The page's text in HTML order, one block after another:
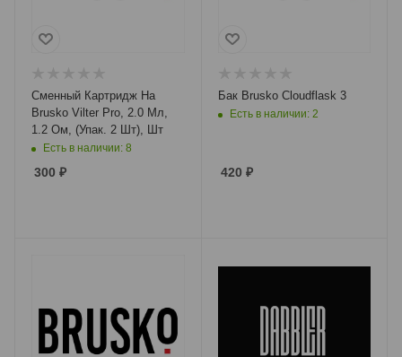
Сменный Картридж На
Brusko Vilter Pro, 2.0 Мл,
1.2 Ом, (Упак. 2 Шт), Шт
Есть в наличии: 8
300 ₽
Бак Brusko Cloudflask 3
Есть в наличии: 2
420 ₽